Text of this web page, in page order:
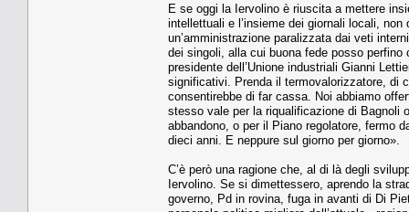
E se oggi la Iervolino è riuscita a mettere
intellettuali e l’insieme dei giornali locali,
un’amministrazione paralizzata dai veti
dei singoli, alla cui buona fede posso
presidente dell’Unione industriali Gianni
significativi. Prenda il termovalorizzatore, di
consentirebbe di far cassa. Noi abbiamo
stesso vale per la riqualificazione di Bagnoli
abbandono, o per il Piano regolatore, fermo
dieci anni. E neppure sul giorno per giorno».
C’è però una ragione che, al di là degli
Iervolino. Se si dimettessero, aprendo la
governo, Pd in rovina, fuga in avanti di Di